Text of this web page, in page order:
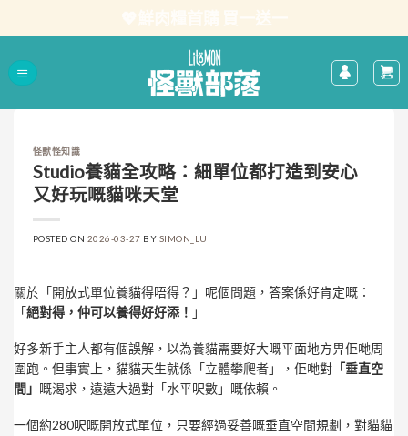
怪獸怪知識
Studio養貓全攻略：細單位都打造到安心
又好玩嘅貓咪天堂
POSTED ON 2026-03-27 BY SIMON_LU
關於「開放式單位養貓得唔得？」呢個問題，答案係好肯定嘅：
「絕對得，仲可以養得好好添！ 」
好多新手主人都有個誤解，以為養貓需要好大嘅平面地方畀佢哋周
圍跑。但事實上，貓貓天生就係「立體攀爬者」，佢哋對 「垂直空
間」 嘅渴求，遠遠大過對「水平呎數」嘅依賴。
一個約280呎嘅開放式單位，只要經過妥善嘅垂直空間規劃，對貓貓